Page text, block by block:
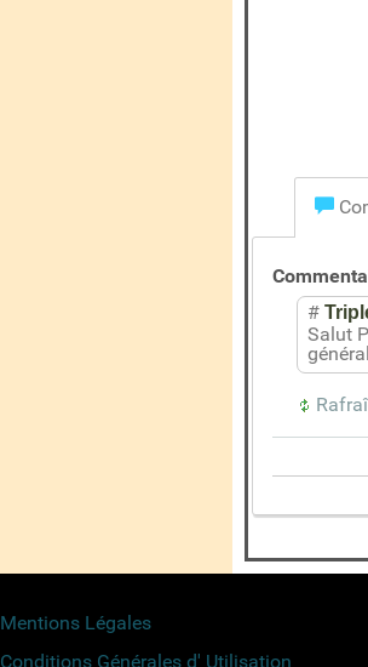
#
Salut
Mentions Légales
Conditions Générales d' Utilisation